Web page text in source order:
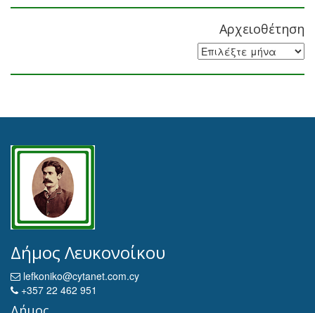
Αρχειοθέτηση
Αρχειοθέτηση
Δήμος Λευκονοίκου
lefkoniko@cytanet.com.cy
+357 22 462 951